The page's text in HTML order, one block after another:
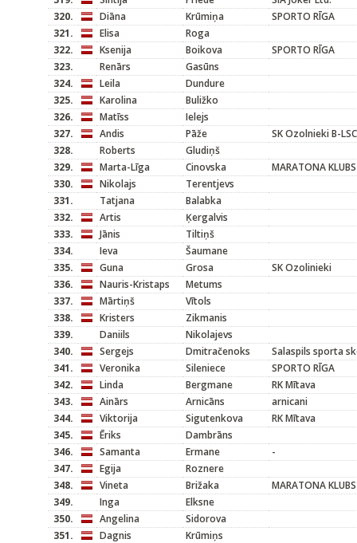
320.
Diāna Krūmiņa
SPORTO RĪGA
321.
Elisa
Roga
322.
Ksenija Boikova
SPORTO RĪGA
323.
Renārs
Gasūns
324.
Leila
Dundure
325.
Karolina
Buližko
326.
Matīss
Ielejs
327.
Andis Pāže
SK Ozolnieki B-LSC
328.
Roberts
Gludiņš
329.
Marta-Līga Cinovska
MARATONA KLUBS
330.
Nikolajs
Terentjevs
331.
Tatjana
Balabka
332.
Artis
Ķergalvis
333.
Jānis
Tiltiņš
334.
Ieva
Šaumane
335.
Guna Grosa
SK Ozolinieki
336.
Nauris-Kristaps
Metums
337.
Mārtiņš
Vītols
338.
Kristers
Zikmanis
339.
Daniils
Nikolajevs
340.
Sergejs Dmitračenoks
Salaspils sporta
341.
Veronika Sileniece
SPORTO RĪGA
342.
Linda Bergmane
RK Mītava
343.
Ainārs Arnicāns
arnicani
344.
Viktorija Sigutenkova
RK Mītava
345.
Ēriks
Dambrāns
346.
Samanta Ermane
-
347.
Egija
Roznere
348.
Vineta Brižaka
MARATONA KLUBS
349.
Inga
Elksne
350.
Angelina
Sidorova
351.
Dagnis
Krūmiņs